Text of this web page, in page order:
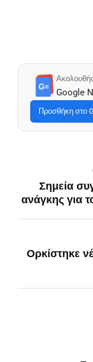
G≡
Google
Προσθήκη στο
Σημεία
ανάγκης για
Ορκίστηκε